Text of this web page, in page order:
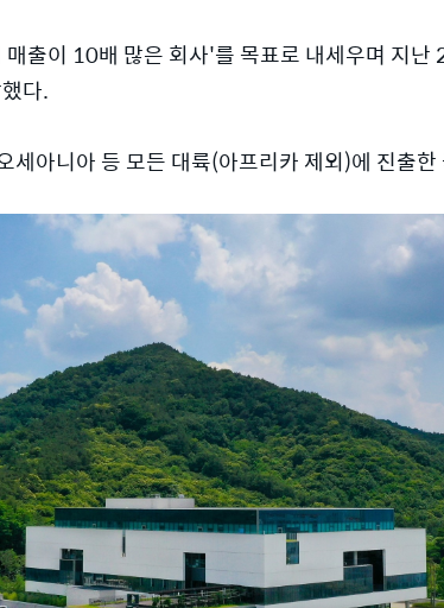
출이 10배 많은 회사'를 목표로 내세우며 지
다.
세아니아 등 모든 대륙(아프리카 제외)에 진출